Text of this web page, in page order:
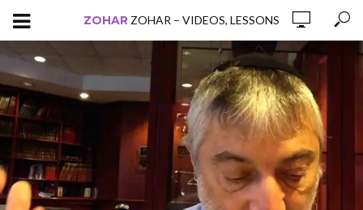
ZOHAR ZOHAR – VIDEOS, LESSONS